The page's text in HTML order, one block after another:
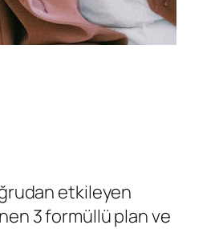
etkileyen
3 formüllü plan ve